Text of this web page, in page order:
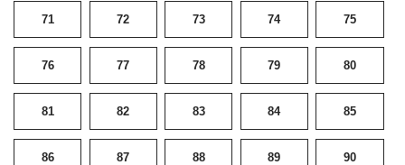
71 72 73 74 75
76 77 78 79 80
81 82 83 84 85
86 87 88 89 90